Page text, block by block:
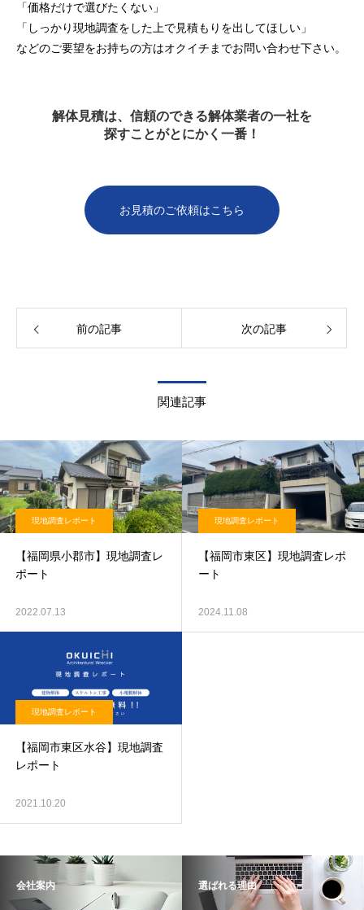
「価格だけで選びたくない」
「しっかり現地調査をした上で見積もりを出してほしい」
などのご要望をお持ちの方はオクイチまでお問い合わせ下さい。
解体見積は、信頼のできる解体業者の一社を
探すことがとにかく一番！
お見積のご依頼はこちら
前の記事 次の記事
関連記事
現地調査レポート
【福岡県小郡市】現地調査レ
ポート
2022.07.13
現地調査レポート
【福岡市東区】現地調査レポ
ート
2024.11.08
現地調査レポート
【福岡市東区水谷】現地調査
レポート
2021.10.20
会社案内 選ばれる理由